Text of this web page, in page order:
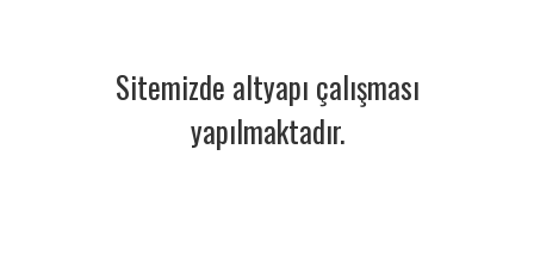
Sitemizde altyapı çalışması
yapılmaktadır.